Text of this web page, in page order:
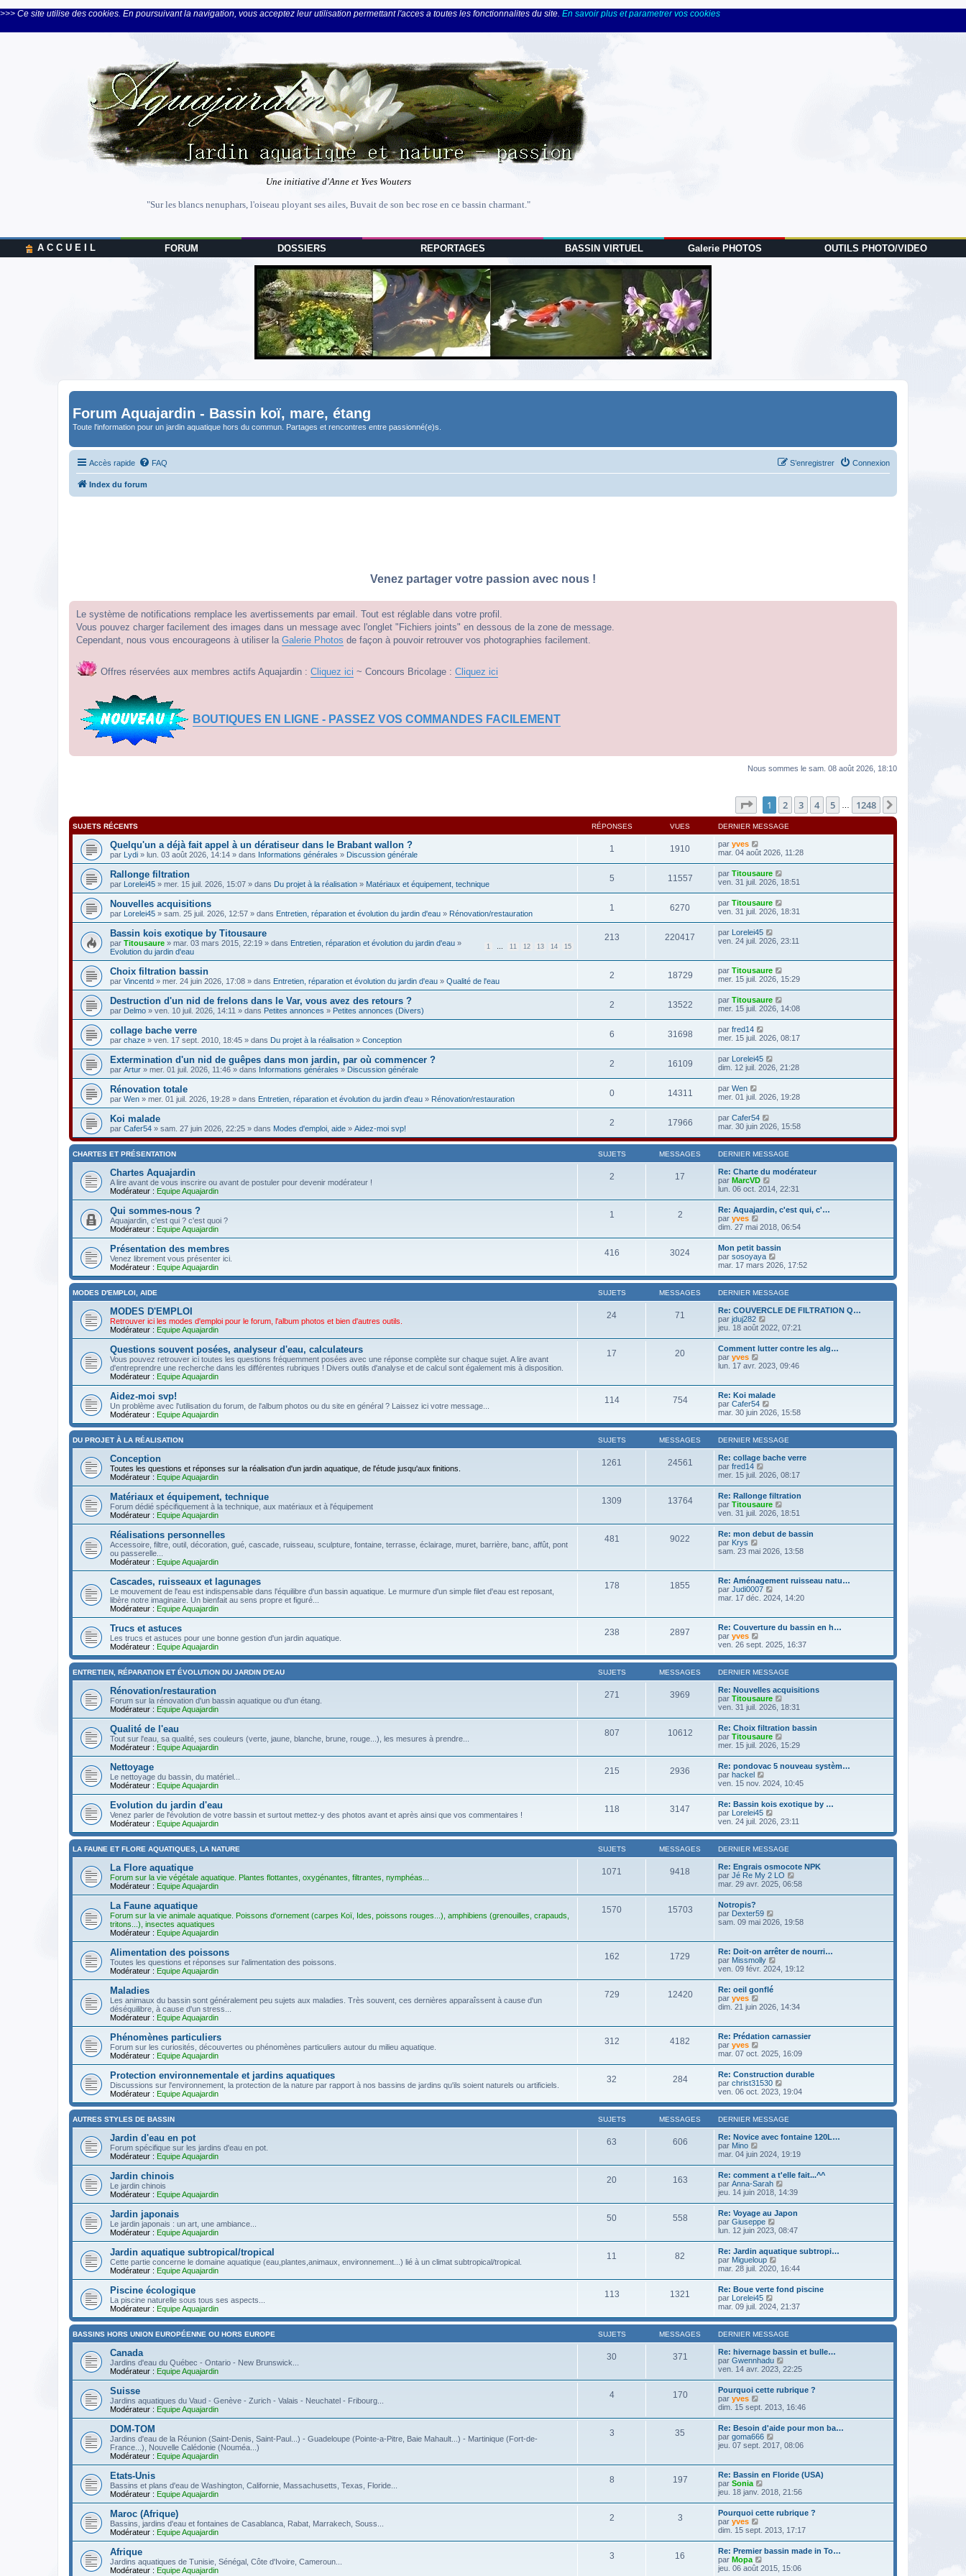
>>> Ce site utilise des cookies. En poursuivant la navigation, vous acceptez leur utilisation permettant l'acces a toutes les fonctionnalites du site. En savoir plus et parametrer vos cookies
Une initiative d'Anne et Yves Wouters
"Sur les blancs nenuphars, l'oiseau ployant ses ailes, Buvait de son bec rose en ce bassin charmant."
A C C U E I L FORUM DOSSIERS REPORTAGES BASSIN VIRTUEL Galerie PHOTOS OUTILS PHOTO/VIDEO
Forum Aquajardin - Bassin koï, mare, étang
Toute l'information pour un jardin aquatique hors du commun. Partages et rencontres entre passionné(e)s.
Accès rapide FAQ Connexion
S’enregistrer
Index du forum
Venez partager votre passion avec nous !
Le système de notifications remplace les avertissements par email. Tout est réglable dans votre profil.
Vous pouvez charger facilement des images dans un message avec l'onglet "Fichiers joints" en dessous de la zone de message.
Cependant, nous vous encourageons à utiliser la Galerie Photos de façon à pouvoir retrouver vos photographies facilement.
Offres réservées aux membres actifs Aquajardin : Cliquez ici ~ Concours Bricolage : Cliquez ici
BOUTIQUES EN LIGNE - PASSEZ VOS COMMANDES FACILEMENT
Nous sommes le sam. 08 août 2026, 18:10
Page sur1248
1 2 3 4 5 1248
SUJETS RÉCENTS RÉPONSES VUES DERNIER MESSAGE
Quelqu'un a déjà fait appel à un dératiseur dans le Brabant wallon ?
par Lydi » lun. 03 août 2026, 14:14 » dans Informations générales » Discussion générale
1 1910 par yves
mar. 04 août 2026, 11:28
Rallonge filtration
par Lorelei45 » mer. 15 juil. 2026, 15:07 » dans Du projet à la réalisation » Matériaux et équipement, technique
5 11557 par Titousaure
ven. 31 juil. 2026, 18:51
Nouvelles acquisitions
par Lorelei45 » sam. 25 juil. 2026, 12:57 » dans Entretien, réparation et évolution du jardin d'eau » Rénovation/restauration
1 6270 par Titousaure
ven. 31 juil. 2026, 18:31
Bassin kois exotique by Titousaure
1 11 12 13 14 15
par Titousaure » mar. 03 mars 2015, 22:19 » dans Entretien, réparation et évolution du jardin d'eau »
Evolution du jardin d'eau
213 220417 par Lorelei45
ven. 24 juil. 2026, 23:11
Choix filtration bassin
par Vincentd » mer. 24 juin 2026, 17:08 » dans Entretien, réparation et évolution du jardin d'eau » Qualité de l'eau
2 18729 par Titousaure
mer. 15 juil. 2026, 15:29
Destruction d'un nid de frelons dans le Var, vous avez des retours ?
par Delmo » ven. 10 juil. 2026, 14:11 » dans Petites annonces » Petites annonces (Divers)
2 13522 par Titousaure
mer. 15 juil. 2026, 14:08
collage bache verre
par chaze » ven. 17 sept. 2010, 18:45 » dans Du projet à la réalisation » Conception
6 31698 par fred14
mer. 15 juil. 2026, 08:17
Extermination d'un nid de guêpes dans mon jardin, par où commencer ?
par Artur » mer. 01 juil. 2026, 11:46 » dans Informations générales » Discussion générale
2 16109 par Lorelei45
dim. 12 juil. 2026, 21:28
Rénovation totale
par Wen » mer. 01 juil. 2026, 19:28 » dans Entretien, réparation et évolution du jardin d'eau » Rénovation/restauration
0 14311 par Wen
mer. 01 juil. 2026, 19:28
Koi malade
par Cafer54 » sam. 27 juin 2026, 22:25 » dans Modes d'emploi, aide » Aidez-moi svp!
2 17966 par Cafer54
mar. 30 juin 2026, 15:58
CHARTES ET PRÉSENTATION SUJETS MESSAGES DERNIER MESSAGE
Chartes Aquajardin
A lire avant de vous inscrire ou avant de postuler pour devenir modérateur !
Modérateur : Equipe Aquajardin
2 17
Re: Charte du modérateur
par MarcVD
o
l
e
d
e
r
n
i
e
r
m
e
s
a
lun. 06 oct. 2014, 22:31
Qui sommes-nous ?
Aquajardin, c'est qui ? c'est quoi ?
Modérateur : Equipe Aquajardin
1 2
Re: Aquajardin, c'est qui, c'…
par yves
o
l
e
d
e
n
i
e
r
m
e
s
a
dim. 27 mai 2018, 06:54
Présentation des membres
Venez librement vous présenter ici.
Modérateur : Equipe Aquajardin
416 3024
Mon petit bassin
par sosoyaya
o
r
l
d
e
r
n
i
e
m
s
g
e
mar. 17 mars 2026, 17:52
MODES D'EMPLOI, AIDE SUJETS MESSAGES DERNIER MESSAGE
MODES D'EMPLOI
Retrouver ici les modes d'emploi pour le forum, l'album photos et bien d'autres outils.
Modérateur : Equipe Aquajardin
24 71
Re: COUVERCLE DE FILTRATION Q…
par jduj282
o
l
e
d
r
n
i
e
r
m
e
s
s
g
jeu. 18 août 2022, 07:21
Questions souvent posées, analyseur d'eau, calculateurs
Vous pouvez retrouver ici toutes les questions fréquemment posées avec une réponse complète sur chaque sujet. A lire avant
d'entreprendre une recherche dans les différentes rubriques ! Divers outils d'analyse et de calcul sont également mis à disposition.
Modérateur : Equipe Aquajardin
17 20
Comment lutter contre les alg…
par yves
o
l
e
d
e
r
i
e
r
m
e
s
s
a
g
lun. 17 avr. 2023, 09:46
Aidez-moi svp!
Un problème avec l'utilisation du forum, de l'album photos ou du site en général ? Laissez ici votre message...
Modérateur : Equipe Aquajardin
114 754
Re: Koi malade
par Cafer54
o
r
l
d
e
r
n
i
e
r
m
e
s
a
mar. 30 juin 2026, 15:58
DU PROJET À LA RÉALISATION SUJETS MESSAGES DERNIER MESSAGE
Conception
Toutes les questions et réponses sur la réalisation d'un jardin aquatique, de l'étude jusqu'aux finitions.
Modérateur : Equipe Aquajardin
1261 24561
Re: collage bache verre
par fred14
o
l
e
d
e
r
i
r
m
e
s
s
g
e
mer. 15 juil. 2026, 08:17
Matériaux et équipement, technique
Forum dédié spécifiquement à la technique, aux matériaux et à l'équipement
Modérateur : Equipe Aquajardin
1309 13764
Re: Rallonge filtration
par Titousaure
o
l
e
d
r
n
e
m
e
s
a
g
ven. 31 juil. 2026, 18:51
Réalisations personnelles
Accessoire, filtre, outil, décoration, gué, cascade, ruisseau, sculpture, fontaine, terrasse, éclairage, muret, barrière, banc, affût, pont
ou passerelle...
Modérateur : Equipe Aquajardin
481 9022
Re: mon debut de bassin
par Krys
o
e
d
e
n
i
r
m
e
s
s
a
g
e
sam. 23 mai 2026, 13:58
Cascades, ruisseaux et lagunages
Le mouvement de l'eau est indispensable dans l'équilibre d'un bassin aquatique. Le murmure d'un simple filet d'eau est reposant,
libère notre imaginaire. Un bienfait au sens propre et figuré...
Modérateur : Equipe Aquajardin
178 1855
Re: Aménagement ruisseau natu…
par Judi0007
o
e
d
e
r
i
e
r
m
e
s
s
a
g
e
mar. 17 déc. 2024, 14:20
Trucs et astuces
Les trucs et astuces pour une bonne gestion d'un jardin aquatique.
Modérateur : Equipe Aquajardin
238 2897
Re: Couverture du bassin en h…
par yves
o
r
l
d
e
r
n
i
e
r
m
e
s
s
a
ven. 26 sept. 2025, 16:37
ENTRETIEN, RÉPARATION ET ÉVOLUTION DU JARDIN D'EAU SUJETS MESSAGES DERNIER MESSAGE
Rénovation/restauration
Forum sur la rénovation d'un bassin aquatique ou d'un étang.
Modérateur : Equipe Aquajardin
271 3969
Re: Nouvelles acquisitions
par Titousaure
o
l
e
d
e
r
e
r
m
e
s
s
g
ven. 31 juil. 2026, 18:31
Qualité de l'eau
Tout sur l'eau, sa qualité, ses couleurs (verte, jaune, blanche, brune, rouge...), les mesures à prendre...
Modérateur : Equipe Aquajardin
807 10612
Re: Choix filtration bassin
par Titousaure
o
l
e
d
e
r
i
e
r
m
e
s
s
a
mer. 15 juil. 2026, 15:29
Nettoyage
Le nettoyage du bassin, du matériel...
Modérateur : Equipe Aquajardin
215 2936
Re: pondovac 5 nouveau systèm…
par hackel
o
l
e
d
e
n
i
e
r
m
e
s
a
ven. 15 nov. 2024, 10:45
Evolution du jardin d'eau
Venez parler de l'évolution de votre bassin et surtout mettez-y des photos avant et après ainsi que vos commentaires !
Modérateur : Equipe Aquajardin
118 3147
Re: Bassin kois exotique by …
par Lorelei45
o
r
l
d
e
r
n
i
m
s
s
a
g
ven. 24 juil. 2026, 23:11
LA FAUNE ET FLORE AQUATIQUES, LA NATURE SUJETS MESSAGES DERNIER MESSAGE
La Flore aquatique
Forum sur la vie végétale aquatique. Plantes flottantes, oxygénantes, filtrantes, nymphéas...
Modérateur : Equipe Aquajardin
1071 9418
Re: Engrais osmocote NPK
par Jé Re My 2 LO
o
e
d
r
n
e
r
s
s
g
e
mar. 29 avr. 2025, 06:58
La Faune aquatique
Forum sur la vie animale aquatique. Poissons d'ornement (carpes Koï, Ides, poissons rouges...), amphibiens (grenouilles, crapauds,
tritons...), insectes aquatiques
Modérateur : Equipe Aquajardin
1570 15703
Notropis?
par Dexter59
o
l
e
d
e
r
e
m
e
s
s
a
g
e
sam. 09 mai 2026, 19:58
Alimentation des poissons
Toutes les questions et réponses sur l'alimentation des poissons.
Modérateur : Equipe Aquajardin
162 1729
Re: Doit-on arrêter de nourri…
par Missmolly
o
d
r
n
e
r
m
e
s
s
a
e
ven. 09 févr. 2024, 19:12
Maladies
Les animaux du bassin sont généralement peu sujets aux maladies. Très souvent, ces dernières apparaîssent à cause d'un
déséquilibre, à cause d'un stress...
Modérateur : Equipe Aquajardin
729 12420
Re: oeil gonflé
par yves
o
l
e
d
e
r
n
i
e
r
m
e
s
s
g
dim. 21 juin 2026, 14:34
Phénomènes particuliers
Forum sur les curiosités, découvertes ou phénomènes particuliers autour du milieu aquatique.
Modérateur : Equipe Aquajardin
312 4182
Re: Prédation carnassier
par yves
o
l
e
d
e
n
i
e
m
e
s
s
a
mar. 07 oct. 2025, 16:09
Protection environnementale et jardins aquatiques
Discussions sur l'environnement, la protection de la nature par rapport à nos bassins de jardins qu'ils soient naturels ou artificiels.
Modérateur : Equipe Aquajardin
32 284
Re: Construction durable
par christ31530
o
r
l
d
e
r
n
i
e
m
e
s
s
a
ven. 06 oct. 2023, 19:04
AUTRES STYLES DE BASSIN SUJETS MESSAGES DERNIER MESSAGE
Jardin d'eau en pot
Forum spécifique sur les jardins d'eau en pot.
Modérateur : Equipe Aquajardin
63 606
Re: Novice avec fontaine 120L…
par Mino
o
l
e
d
e
r
n
i
e
r
m
e
s
s
a
g
e
mar. 04 juin 2024, 19:19
Jardin chinois
Le jardin chinois
Modérateur : Equipe Aquajardin
20 163
Re: comment a t'elle fait...^^
par Anna-Sarah
o
l
e
d
e
r
i
e
r
m
e
s
s
g
jeu. 14 juin 2018, 14:39
Jardin japonais
Le jardin japonais : un art, une ambiance...
Modérateur : Equipe Aquajardin
50 558
Re: Voyage au Japon
par Giuseppe
o
l
e
d
e
r
i
e
r
m
e
s
s
a
g
lun. 12 juin 2023, 08:47
Jardin aquatique subtropical/tropical
Cette partie concerne le domaine aquatique (eau,plantes,animaux, environnement...) lié à un climat subtropical/tropical.
Modérateur : Equipe Aquajardin
11 82
Re: Jardin aquatique subtropi…
par Migueloup
o
r
l
e
d
e
n
i
e
r
m
e
s
a
mar. 28 juil. 2020, 16:44
Piscine écologique
La piscine naturelle sous tous ses aspects...
Modérateur : Equipe Aquajardin
113 1321
Re: Boue verte fond piscine
par Lorelei45
o
r
l
d
e
r
n
i
e
m
e
s
a
mar. 09 juil. 2024, 21:37
BASSINS HORS UNION EUROPÉENNE OU HORS EUROPE SUJETS MESSAGES DERNIER MESSAGE
Canada
Jardins d'eau du Québec - Ontario - New Brunswick...
Modérateur : Equipe Aquajardin
30 371
Re: hivernage bassin et bulle…
par Gwennhadu
o
r
l
e
d
e
r
i
r
m
e
s
s
a
g
ven. 14 avr. 2023, 22:25
Suisse
Jardins aquatiques du Vaud - Genève - Zurich - Valais - Neuchatel - Fribourg...
Modérateur : Equipe Aquajardin
4 170
Pourquoi cette rubrique ?
par yves
o
l
e
d
r
n
i
e
r
m
e
s
s
a
g
e
dim. 15 sept. 2013, 16:46
DOM-TOM
Jardins d'eau de la Réunion (Saint-Denis, Saint-Paul...) - Guadeloupe (Pointe-a-Pitre, Baie Mahault...) - Martinique (Fort-de-
France...), Nouvelle Calédonie (Nouméa...)
Modérateur : Equipe Aquajardin
3 35
Re: Besoin d'aide pour mon ba…
par goma666
o
l
e
d
e
r
n
e
r
m
e
s
s
jeu. 07 sept. 2017, 08:06
Etats-Unis
Bassins et plans d'eau de Washington, Californie, Massachusetts, Texas, Floride...
Modérateur : Equipe Aquajardin
8 197
Re: Bassin en Floride (USA)
par Sonia
o
l
e
d
e
r
i
jeu. 18 janv. 2018, 21:56
Maroc (Afrique)
Bassins, jardins d'eau et fontaines de Casablanca, Rabat, Marrakech, Souss...
Modérateur : Equipe Aquajardin
2 3
Pourquoi cette rubrique ?
par yves
o
l
e
d
dim. 15 sept. 2013, 17:17
Afrique
Jardins aquatiques de Tunisie, Sénégal, Côte d'Ivoire, Cameroun...
Modérateur : Equipe Aquajardin
3 16
Re: Premier bassin made in To…
par Mopa
o
jeu. 06 août 2015, 15:06